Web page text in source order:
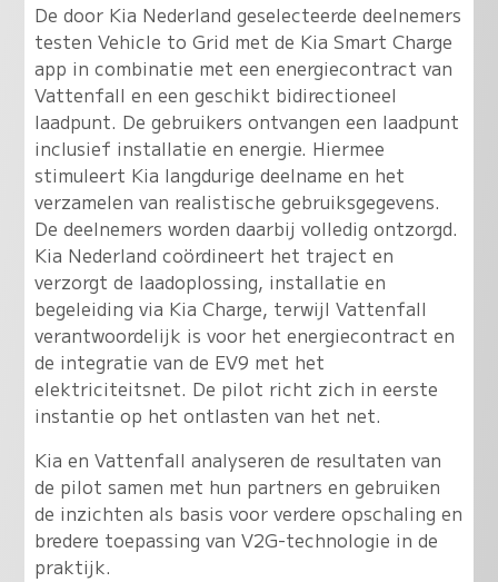
De door Kia Nederland geselecteerde deelnemers
testen Vehicle to Grid met de Kia Smart Charge
app in combinatie met een energiecontract van
Vattenfall en een geschikt bidirectioneel
laadpunt. De gebruikers ontvangen een laadpunt
inclusief installatie en energie. Hiermee
stimuleert Kia langdurige deelname en het
verzamelen van realistische gebruiksgegevens.
De deelnemers worden daarbij volledig ontzorgd.
Kia Nederland coördineert het traject en
verzorgt de laadoplossing, installatie en
begeleiding via Kia Charge, terwijl Vattenfall
verantwoordelijk is voor het energiecontract en
de integratie van de EV9 met het
elektriciteitsnet. De pilot richt zich in eerste
instantie op het ontlasten van het net.
Kia en Vattenfall analyseren de resultaten van
de pilot samen met hun partners en gebruiken
de inzichten als basis voor verdere opschaling en
bredere toepassing van V2G-technologie in de
praktijk.